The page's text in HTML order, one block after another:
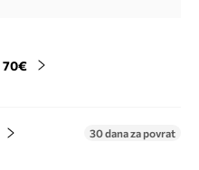
70€
30 dana za povrat